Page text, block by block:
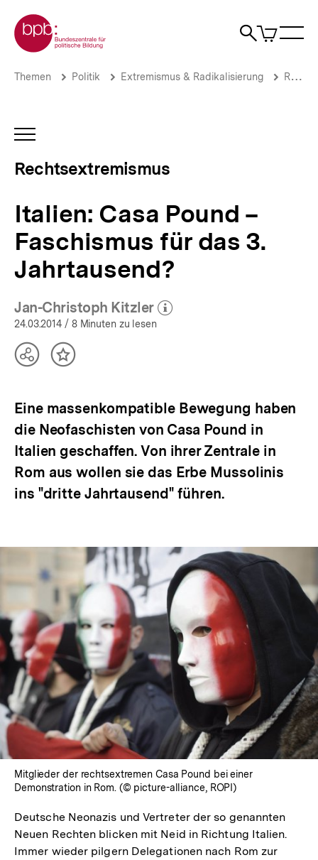
zum
Seiteninhalt
springen
Zur Startseite der bpb
Suche
Artikel
im
Italien:
Faschismus
für
Rechtsextremismus
bpb.de
Brotkrümelnavigation
Pfadnavigation
Themen Politik Extremismus & Radikalisierung Rechtsextremismus
INHALTSNAVIGATION
Rechtsextremismus
Italien: Casa Pound –
Faschismus für das 3.
Jahrtausend?
Jan-Christoph Kitzler
(Mehr zum Autor)
öffnen
24.03.2014 / 8 Minuten zu lesen
TeilenInhalt
Eine massenkompatible Bewegung haben
die Neofaschisten von Casa Pound in
Italien geschaffen. Von ihrer Zentrale in
Rom aus wollen sie das Erbe Mussolinis
ins "dritte Jahrtausend" führen.
Mitglieder der rechtsextremen Casa Pound bei einer
Demonstration in Rom. (© picture-alliance, ROPI)
Deutsche Neonazis und Vertreter der so genannten
Neuen Rechten blicken mit Neid in Richtung Italien.
Immer wieder pilgern Delegationen nach Rom zur